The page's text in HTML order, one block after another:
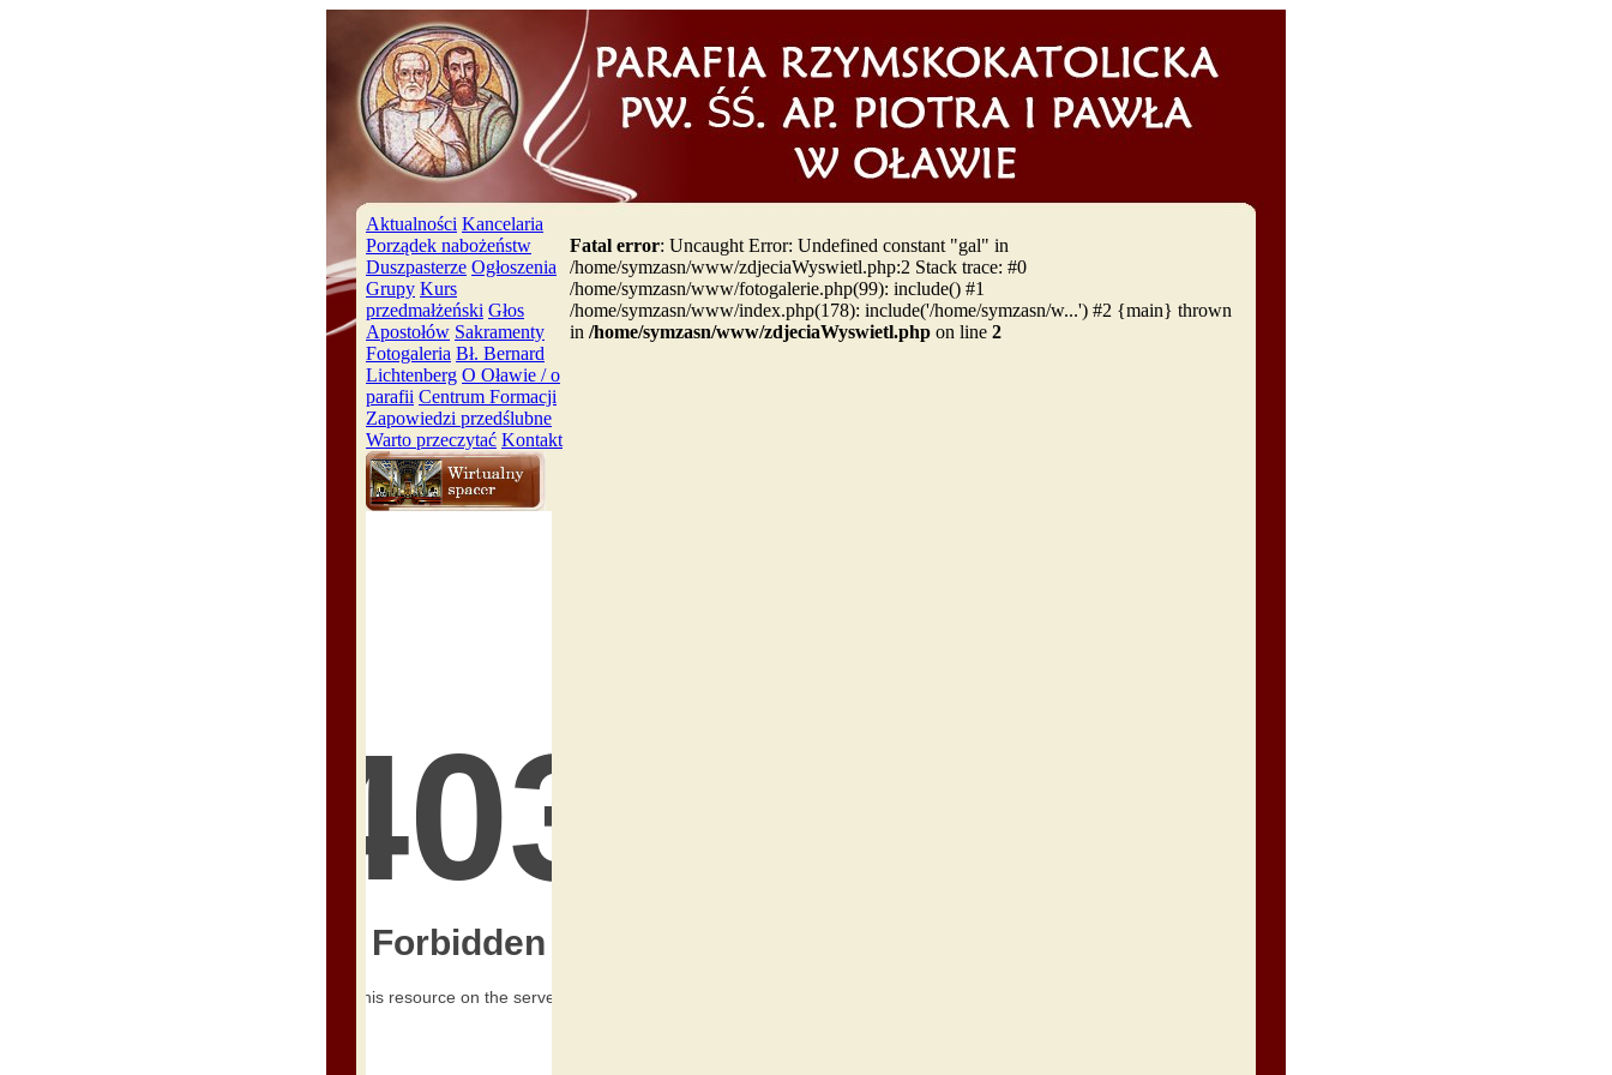
Aktualności Kancelaria
Porządek nabożeństw
Duszpasterze Ogłoszenia
Grupy Kurs
przedmałżeński Głos
Apostołów Sakramenty
Fotogaleria Bł. Bernard
Lichtenberg O Oławie / o
parafii Centrum Formacji
Zapowiedzi przedślubne
Warto przeczytać Kontakt
Fatal error: Uncaught Error: Undefined constant "gal" in
/home/symzasn/www/zdjeciaWyswietl.php:2 Stack trace: #0
/home/symzasn/www/fotogalerie.php(99): include() #1
/home/symzasn/www/index.php(178): include('/home/symzasn/w...') #2 {main} thrown
in /home/symzasn/www/zdjeciaWyswietl.php on line 2